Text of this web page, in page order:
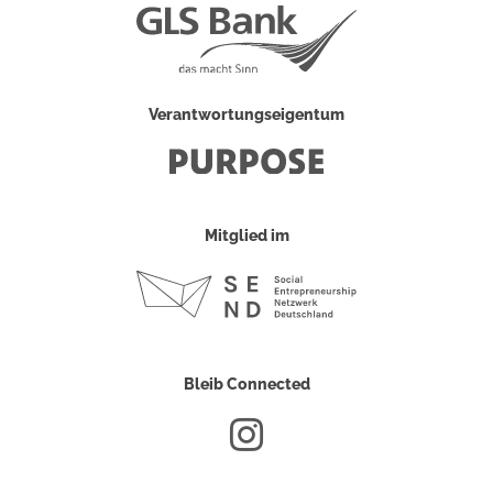
Verantwortungseigentum
Mitglied im
Bleib Connected